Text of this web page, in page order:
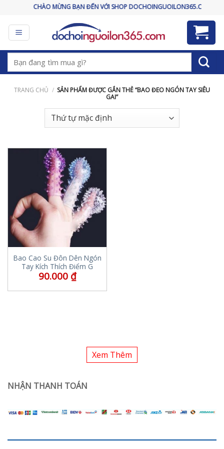
content
CHÀO MỪNG BẠN ĐẾN VỚI SHOP DOCHOINGUOILON365.COM
Tìm
kiếm:
TRANG CHỦ / SẢN PHẨM ĐƯỢC GẮN THẺ “BAO ĐEO NGÓN TAY SIÊU
GAI”
Bao Cao Su Đôn Dên Ngón
Tay Kích Thích Điểm G
90.000 ₫
Xem Thêm
NHẬN THANH TOÁN